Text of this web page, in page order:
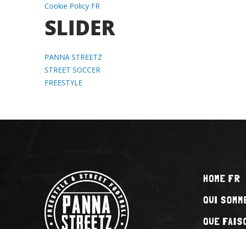
Cookie Policy FR
SLIDER
PANNA STREETZ
STREET SOCCER
FREESTYLE
HOME FR
QUI
QUE